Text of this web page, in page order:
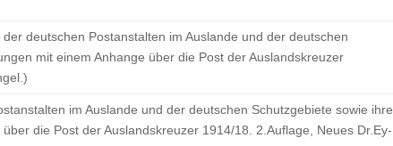
deutschen Postanstalten im Auslande und der deutschen
mit einem Anhange über die Post der Auslandskreuzer
im Auslande und der deutschen Schutzgebiete sowie ihre
die Post der Auslandskreuzer 1914/18. 2.Auflage, Neues Dr.Ey-